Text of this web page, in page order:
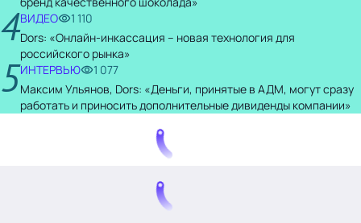
4ВИДЕО
1 110
Dors: «Онлайн-инкассация – новая технология для
российского рынка»
5ИНТЕРВЬЮ
1 077
Максим Ульянов, Dors: «Деньги, принятые в АДМ, могут сразу
работать и приносить дополнительные дивиденды компании»